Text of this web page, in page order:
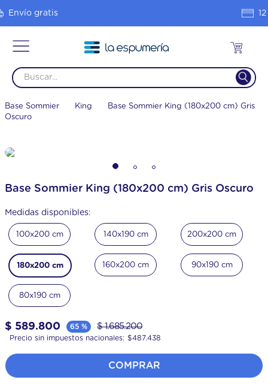
Base Sommier King
Base Sommier King (180x200 cm) Gris
Oscuro
Base Sommier King (180x200 cm) Gris Oscuro
Medidas disponibles:
100x200 cm 140x190 cm 200x200 cm
180x200 cm 160x200 cm 90x190 cm
80x190 cm
$ 589.800 65 % $ 1.685.200
Precio sin impuestos nacionales: $487.438
COMPRAR